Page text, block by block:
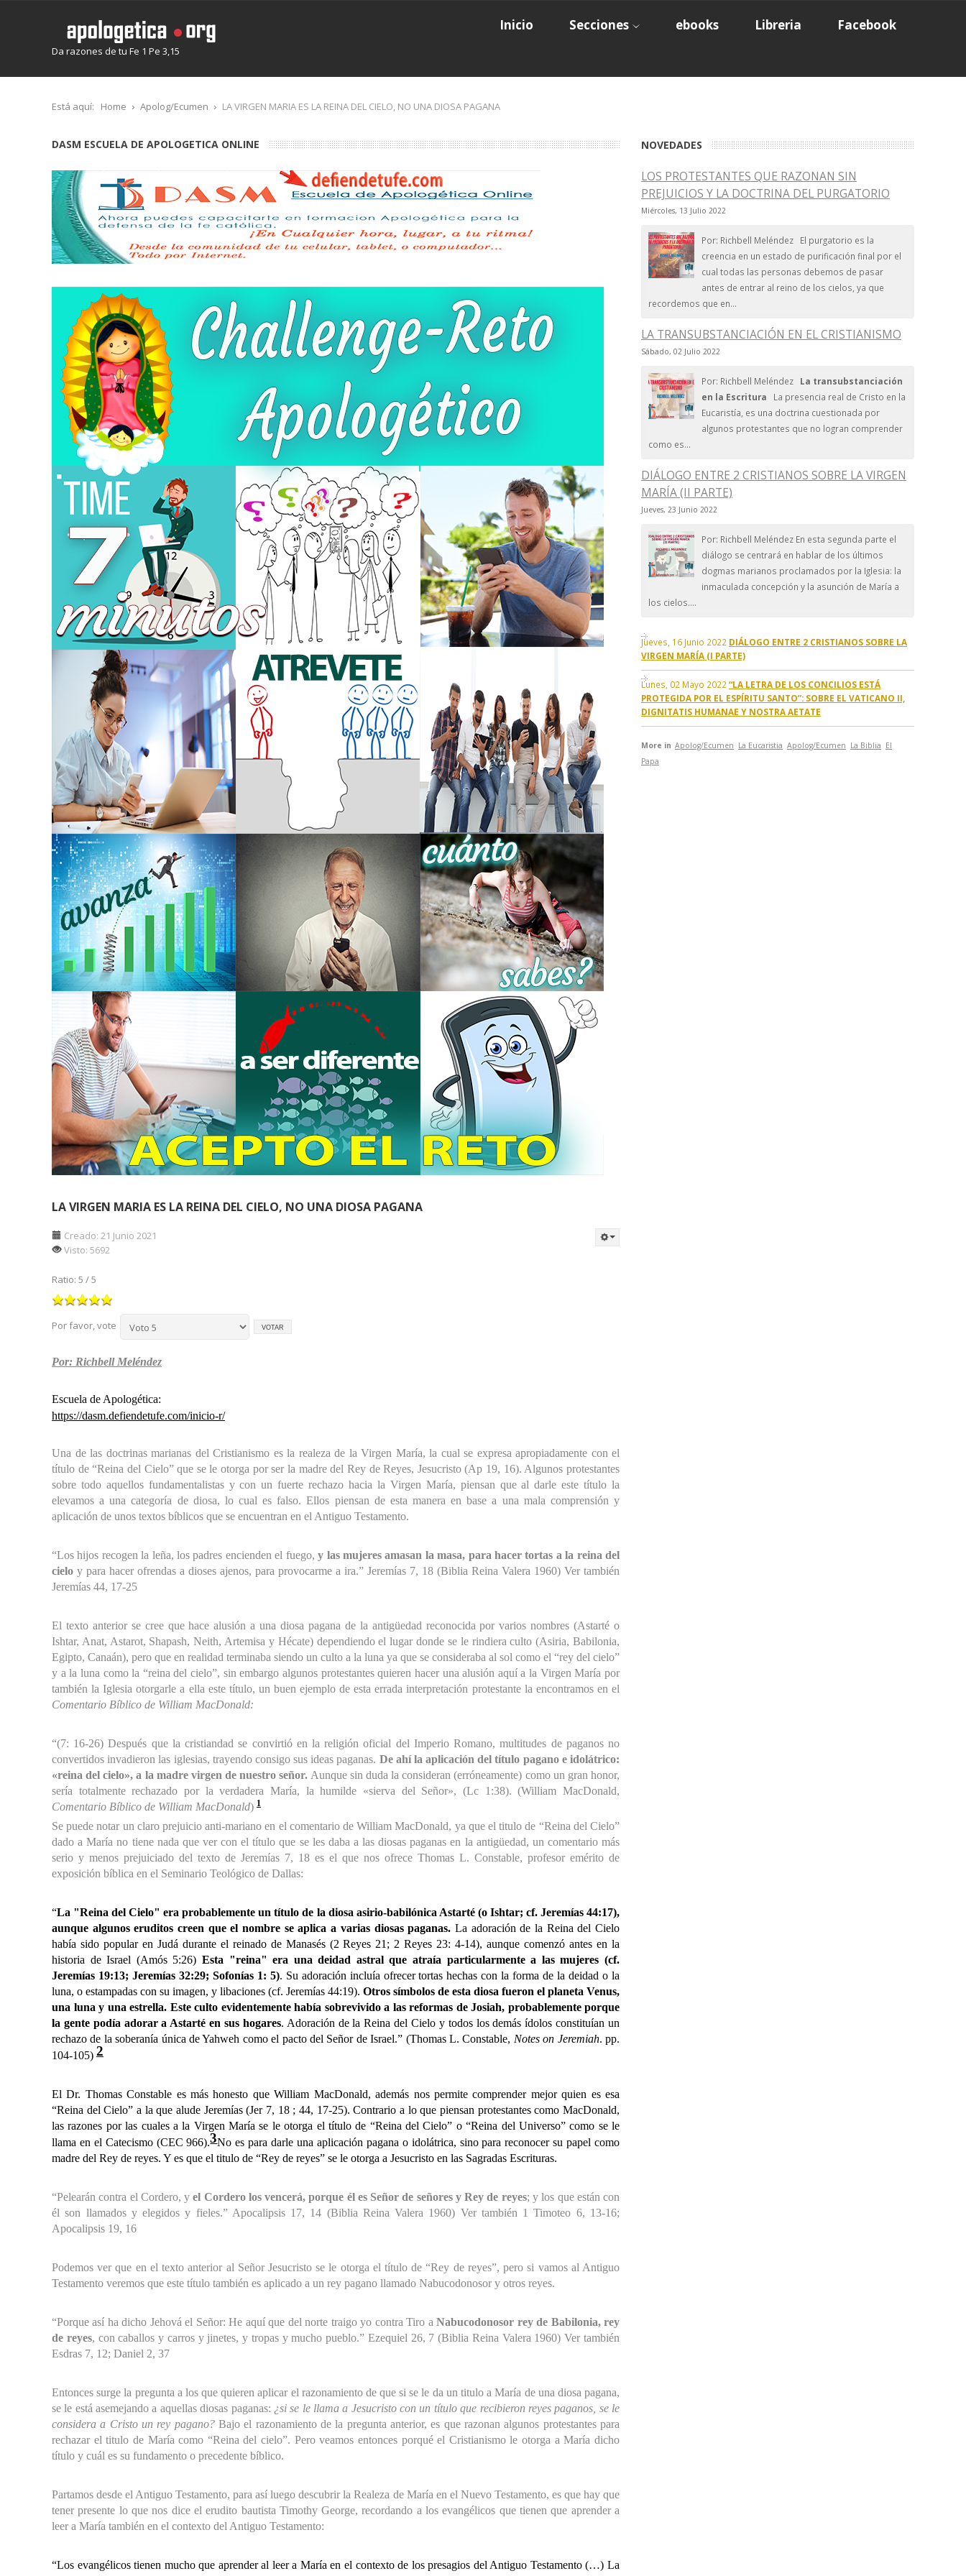
Da razones de tu Fe 1 Pe 3,15
Inicio Secciones ebooks Libreria Facebook
Está aquí: Home Apolog/Ecumen LA VIRGEN MARIA ES LA REINA DEL CIELO, NO UNA DIOSA PAGANA
DASM ESCUELA DE APOLOGETICA ONLINE
LA VIRGEN MARIA ES LA REINA DEL CIELO, NO UNA DIOSA PAGANA
Creado: 21 Junio 2021
Visto: 5692
Ratio: 5 /5
Por favor, vote
Por: Richbell Meléndez
Escuela de Apologética:
https://dasm.defiendetufe.com/inicio-r/
Una de las doctrinas marianas del Cristianismo es la realeza de la Virgen María, la cual se expresa apropiadamente con el
título de “Reina del Cielo” que se le otorga por ser la madre del Rey de Reyes, Jesucristo (Ap 19, 16). Algunos protestantes
sobre todo aquellos fundamentalistas y con un fuerte rechazo hacia la Virgen María, piensan que al darle este título la
elevamos a una categoría de diosa, lo cual es falso. Ellos piensan de esta manera en base a una mala comprensión y
aplicación de unos textos bíblicos que se encuentran en el Antiguo Testamento.
“Los hijos recogen la leña, los padres encienden el fuego,y las mujeres amasan la masa, para hacer tortas a la reina del
cielo y para hacer ofrendas a dioses ajenos, para provocarme a ira.” Jeremías 7, 18 (Biblia Reina Valera 1960) Ver también
Jeremías 44, 17-25
El texto anterior se cree que hace alusión a una diosa pagana de la antigüedad reconocida por varios nombres (Astarté o
Ishtar, Anat, Astarot, Shapash, Neith, Artemisa y Hécate) dependiendo el lugar donde se le rindiera culto (Asiria, Babilonia,
Egipto, Canaán), pero que en realidad terminaba siendo un culto a la luna ya que se consideraba al sol como el “rey del cielo”
y a la luna como la “reina del cielo”, sin embargo algunos protestantes quieren hacer una alusión aquí a la Virgen María por
también la Iglesia otorgarle a ella este título, un buenejemplo de esta errada interpretación protestante la encontramos en el
Comentario Bíblico de William MacDonald:
“(7: 16-26) Después que la cristiandad se convirtió en la religión oficial del Imperio Romano, multitudes de paganos no
convertidos invadieron las iglesias, trayendo consigo sus ideas paganas. De ahí la aplicación del título pagano e idolátrico:
«reina del cielo», a la madre virgen de nuestro señor. Aunque sin duda la consideran (erróneamente) como un gran honor,
sería totalmente rechazado por la verdadera María, la humilde «sierva del Señor», (Lc 1:38). (William MacDonald,
Comentario Bíblico de William MacDonald) 1
Se puede notar un claro prejuicio anti-mariano en el comentario de William MacDonald, ya que el titulo de “Reina del Cielo”
dado a María no tiene nada que ver con el título que se les daba a las diosas paganas en la antigüedad, un comentario más
serio y menos prejuiciado del texto de Jeremías 7, 18 es el que nos ofrece Thomas L. Constable, profesor emérito de
exposición bíblica en el Seminario Teológico de Dallas:
“La "Reina del Cielo" era probablemente un título de la diosa asirio-babilónica Astarté (o Ishtar; cf. Jeremías 44:17),
aunque algunos eruditos creen que el nombre se aplica a varias diosas paganas. La adoración de la Reina del Cielo
había sido popular en Judá durante el reinado de Manasés (2 Reyes 21; 2 Reyes 23: 4-14), aunque comenzó antes en la
historia de Israel (Amós 5:26) Esta "reina" era una deidad astral que atraía particularmente a las mujeres (cf.
Jeremías 19:13; Jeremías 32:29; Sofonías 1: 5). Su adoración incluía ofrecer tortas hechas con la forma de la deidad o la
luna, o estampadas con su imagen, y libaciones (cf. Jeremías 44:19). Otros símbolos de esta diosa fueron el planeta Venus,
una luna y una estrella. Este culto evidentemente había sobrevivido a las reformas de Josiah, probablemente porque
la gente podía adorar a Astarté en sus hogares. Adoración de la Reina del Cielo y todos los demás ídolos constituían un
rechazo de la soberanía única de Yahweh como el pacto del Señor de Israel.” (Thomas L. Constable, Notes on Jeremiah. pp.
104-105) 2
El Dr. Thomas Constable es más honesto que William MacDonald, además nos permite comprender mejor quien es esa
“Reina del Cielo” a la que alude Jeremías (Jer 7, 18 ; 44, 17-25). Contrario a lo que piensan protestantes como MacDonald,
las razones por las cuales a la Virgen María se le otorga el título de “Reina del Cielo” o “Reina del Universo” como se le
llama en el Catecismo (CEC 966).3No es para darle una aplicación pagana o idolátrica, sino para reconocer su papel como
madre del Rey de reyes. Y es que el titulo de “Rey de reyes” se le otorga a Jesucristo en las Sagradas Escrituras.
“Pelearán contra el Cordero, yel Cordero los vencerá, porque él es Señor de señores y Rey de reyes; y los que están con
él son llamados y elegidos y fieles.” Apocalipsis 17, 14 (Biblia Reina Valera 1960) Ver también 1 Timoteo 6, 13-16;
Apocalipsis 19, 16
Podemos ver que en el texto anterior al Señor Jesucristo se le otorga el título de “Rey de reyes”, pero si vamos al Antiguo
Testamento veremos que este título también es aplicado a un rey pagano llamado Nabucodonosor y otros reyes.
“Porque así ha dicho Jehová el Señor: He aquí que del norte traigo yo contra Tiro aNabucodonosor rey de Babilonia, rey
de reyes, con caballos y carros y jinetes, y tropas y mucho pueblo.” Ezequiel 26, 7 (Biblia Reina Valera 1960) Ver también
Esdras 7, 12; Daniel 2, 37
Entonces surge la pregunta a los que quieren aplicar el razonamiento de que si se le da un titulo a María de una diosa pagana,
se le está asemejando a aquellas diosas paganas: ¿si se le llama a Jesucristo con un título que recibieron reyes paganos, se le
considera a Cristo un rey pagano?Bajo el razonamiento de la pregunta anterior, es que razonan algunos protestantes para
rechazar el titulo de María como “Reina del cielo”. Pero veamos entonces porqué el Cristianismo le otorga a María dicho
título y cuál es su fundamento o precedente bíblico.
Partamos desde el Antiguo Testamento, para así luego descubrir la Realeza de María en el Nuevo Testamento, es que hay que
tener presente lo que nos dice el erudito bautista Timothy George, recordando a los evangélicos que tienen que aprender a
leer a María también en el contexto del Antiguo Testamento:
“Los evangélicos tienen mucho que aprender al leer a María en el contexto de los presagios del Antiguo Testamento (…) La
NOVEDADES
LOS PROTESTANTES QUE RAZONAN SIN
PREJUICIOS Y LA DOCTRINA DEL PURGATORIO
Miércoles, 13 Julio 2022
Por: Richbell Meléndez El purgatorio es la
creencia en un estado de purificación final por el
cual todas las personas debemos de pasar
antes de entrar al reino de los cielos, ya que
recordemos que en...
LA TRANSUBSTANCIACIÓN EN EL CRISTIANISMO
Sábado, 02 Julio 2022
Por: Richbell Meléndez La transubstanciación
en la Escritura La presencia real de Cristo en la
Eucaristía, es una doctrina cuestionada por
algunos protestantes que no logran comprender
como es...
DIÁLOGO ENTRE 2 CRISTIANOS SOBRE LA VIRGEN
MARÍA (II PARTE)
Jueves, 23 Junio 2022
Por: Richbell Meléndez En esta segunda parte el
diálogo se centrará en hablar de los últimos
dogmas marianos proclamados por la Iglesia: la
inmaculada concepción y la asunción de María a
los cielos....
Jueves, 16 Junio 2022 DIÁLOGO ENTRE 2 CRISTIANOS SOBRE LA
VIRGEN MARÍA (I PARTE)
Lunes, 02 Mayo 2022 “LA LETRA DE LOS CONCILIOS ESTÁ
PROTEGIDA POR EL ESPÍRITU SANTO”: SOBRE EL VATICANO II,
DIGNITATIS HUMANAE Y NOSTRA AETATE
More in Apolog/Ecumen La Eucaristia Apolog/Ecumen La Biblia El
Papa